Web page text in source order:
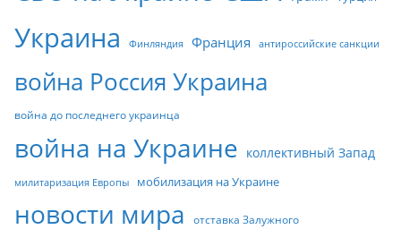
Украина Финляндия Франция антироссийские санкции
война Россия Украина
война до последнего украинца
война на Украине коллективный Запад
милитаризация Европы мобилизация на Украине
новости мира отставка Залужного